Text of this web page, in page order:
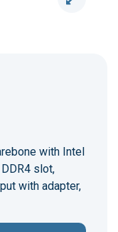
with Intel
slot,
with adapter,